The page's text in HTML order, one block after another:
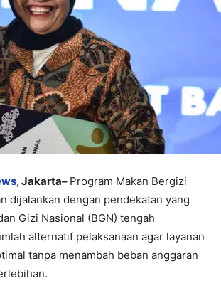
, Jakarta– Program Makan Bergizi
dijalankan dengan pendekatan yang
Gizi Nasional (BGN) tengah
alternatif pelaksanaan agar layanan
tanpa menambah beban anggaran